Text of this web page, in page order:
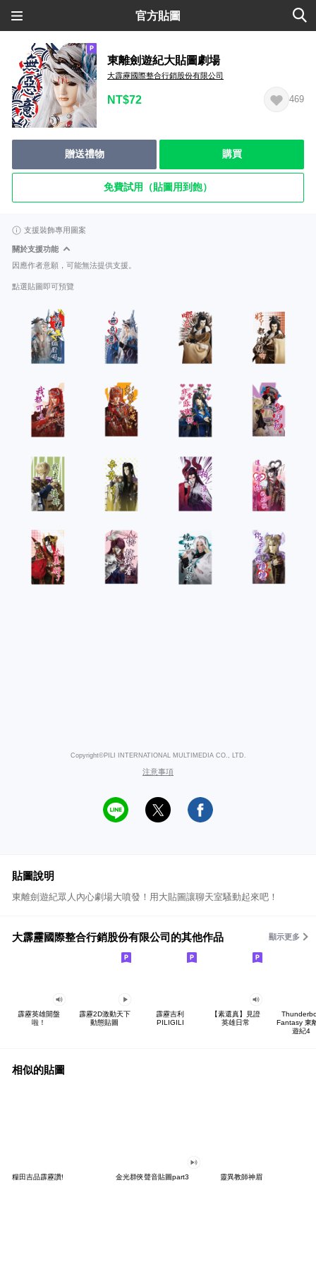
官方貼圖
東離劍遊紀大貼圖劇場
大霹靂國際整合行銷股份有限公司
NT$72 469
贈送禮物 購買
免費試用（貼圖用到飽）
支援裝飾專用圖案
關於支援功能
因應作者意願，可能無法提供支援。
點選貼圖即可預覽
Copyright©PILI INTERNATIONAL MULTIMEDIA CO., LTD.
注意事項
貼圖說明
東離劍遊紀眾人內心劇場大噴發！用大貼圖讓聊天室騷動起來吧！
大霹靂國際整合行銷股份有限公司的其他作品 顯示更多
霹靂英雄開盤
啦！
霹靂2D激動天下
動態貼圖
霹靂吉利
PILIGILI
【素還真】見證
英雄日常
Fantasy 東
遊紀4
相似的貼圖
糧田吉品霹靂讚! 金光群俠聲音貼圖part3 靈異教師神眉